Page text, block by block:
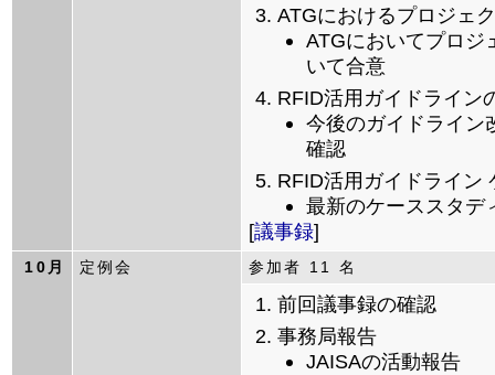
ATGにおけるプロジェ
ATGにおいてプロジ
いて合意
RFID活用ガイドライン
今後のガイドライン
確認
RFID活用ガイドライン
最新のケーススタデ
[議事録]
10月 定例会 参加者 11 名
前回議事録の確認
事務局報告
JAISAの活動報告